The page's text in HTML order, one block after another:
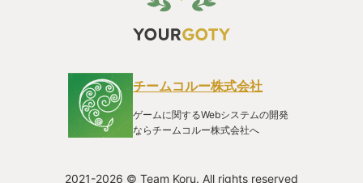
チームコルー株式会社
ゲームに関するWebシステムの開発
ならチームコルー株式会社へ
2021-2026 © Team Koru. All rights reserved